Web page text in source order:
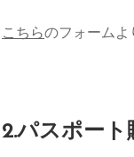
こちらのフォームよ
2.パスポート